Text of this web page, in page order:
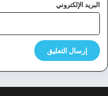
البريد الإلكتروني